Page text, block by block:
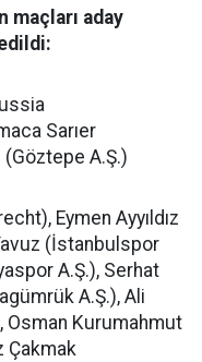
maçları aday
Sarıer
(Göztepe A.Ş.)
Eymen Ayyıldız
(İstanbulspor
A.Ş.), Serhat
A.Ş.), Ali
Osman Kurumahmut
Çakmak